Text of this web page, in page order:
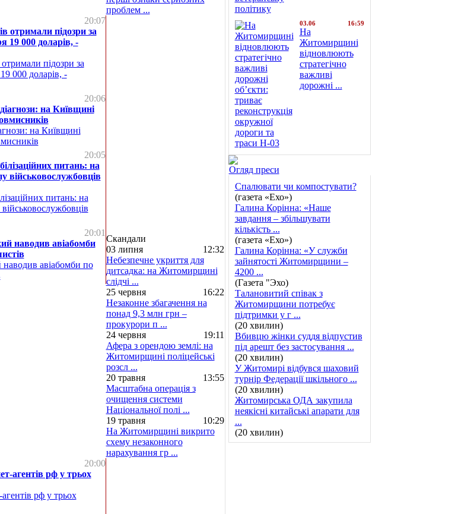
проблем ...
20:07
отримали підозри за
19 000 доларів, -
підозри за
000 доларів, -
20:06
на Київщині
на Київщині
20:05
питань: на
військовослужбовців
питань: на
20:01
наводив авіабомби
авіабомби по
Скандали
03 липня
12:32
Небезпечне укриття для
дитсадка: на Житомирщині
слідчі ...
25 червня
16:22
Незаконне збагачення на
понад 9,3 млн грн –
прокурори п ...
24 червня
19:11
Афера з орендою землі: на
Житомирщині поліцейські
розсл ...
20 травня
13:55
Масштабна операція з
очищення системи
Національної полі ...
19 травня
10:29
На Житомирщині викрито
схему незаконного
нарахування гр ...
20:00
агентів рф у трьох
рф у трьох
03.06 16:59
На
Житомирщині
відновлюють
стратегічно
важливі
дорожні ...
Огляд преси
Спалювати чи компостувати?
(газета «Ехо»)
Галина Корінна: «Наше
завдання – збільшувати
кількість ...
(газета «Ехо»)
Галина Корінна: «У служби
зайнятості Житомирщини –
4200 ...
(Газета "Эхо)
Талановитий співак з
Житомирщини потребує
підтримки у г ...
(20 хвилин)
Вбивцю жінки суддя відпустив
під арешт без застосування ...
(20 хвилин)
У Житомирі відбувся шаховий
турнір Федерації шкільного ...
(20 хвилин)
Житомирська ОДА закупила
неякісні китайські апарати для
...
(20 хвилин)